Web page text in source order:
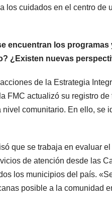
los cuidados en el centro
encuentran los
¿Existen nuevas
de la Estrategia
FMC actualizó su registro
nivel comunitario. En ello, se
que se trabaja en evaluar
de atención desde las
los municipios del país.
posible a la comunidad